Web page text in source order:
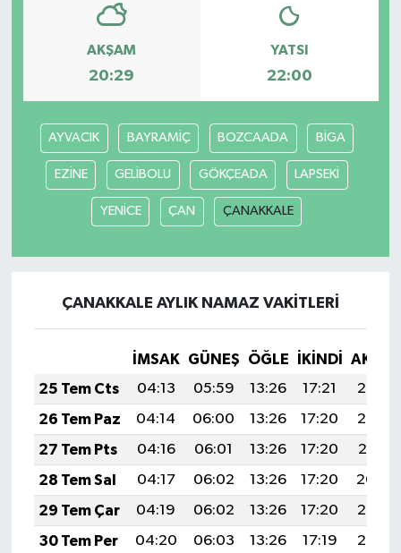
AKŞAM
20:29
YATSI
22:00
AYVACIK BAYRAMİÇ BOZCAADA BİGA
EZİNE GELİBOLU GÖKÇEADA LAPSEKİ
YENİCE ÇAN ÇANAKKALE
ÇANAKKALE AYLIK NAMAZ VAKITLERI
İMSAK GÜNEŞ ÖĞLE İKINDI
25 Tem Cts
04:13 05:59 13:26 17:21
20:43
26 Tem Paz
04:14 06:00 13:26 17:20
20:42
27 Tem Pts
04:16 06:01 13:26 17:20
20:41
28 Tem Sal
04:17 06:02 13:26 17:20
20:40
29 Tem Çar
04:19 06:02 13:26 17:20
20:39
30 Tem Per
04:20 06:03 13:26 17:19
20:38